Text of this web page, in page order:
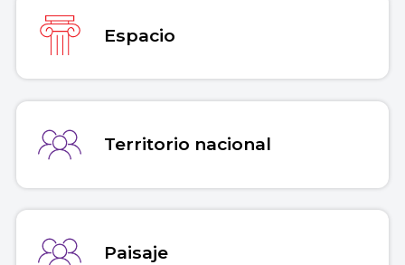
Espacio
Territorio nacional
Paisaje